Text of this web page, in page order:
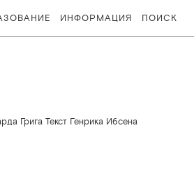
ИНФОРМАЦИЯ ПОИСК